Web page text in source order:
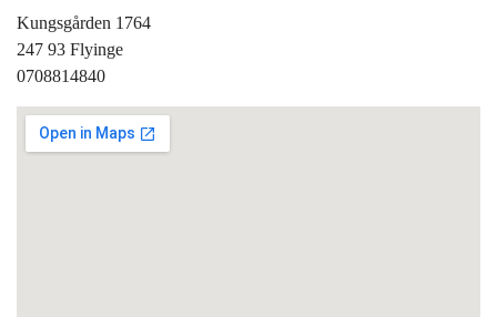
Kungsgården 1764
247 93 Flyinge
0708814840